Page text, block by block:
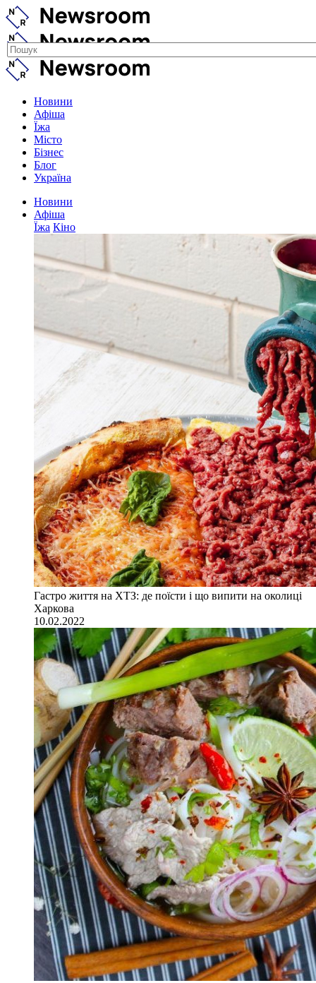
Новини
Афіша
Їжа
Місто
Бізнес
Блог
Україна
Новини
Афіша
Їжа Кіно
Гастро життя на ХТЗ: де поїсти і що випити на околиці
Харкова
10.02.2022